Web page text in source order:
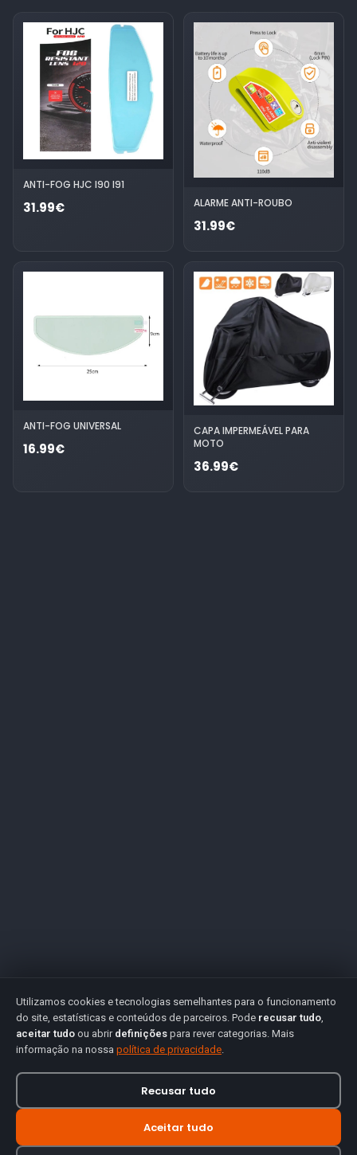
ANTI-FOG HJC I90 I91
31.99€ ALARME ANTI-ROUBO
31.99€
ANTI-FOG UNIVERSAL
16.99€
CAPA IMPERMEÁVEL PARA
MOTO
36.99€
Utilizamos cookies e tecnologias semelhantes para o funcionamento
do site, estatísticas e conteúdos de parceiros. Pode recusar tudo,
aceitar tudo ou abrir definições para rever categorias. Mais
informação na nossa política de privacidade.
Recusar tudo
Aceitar tudo